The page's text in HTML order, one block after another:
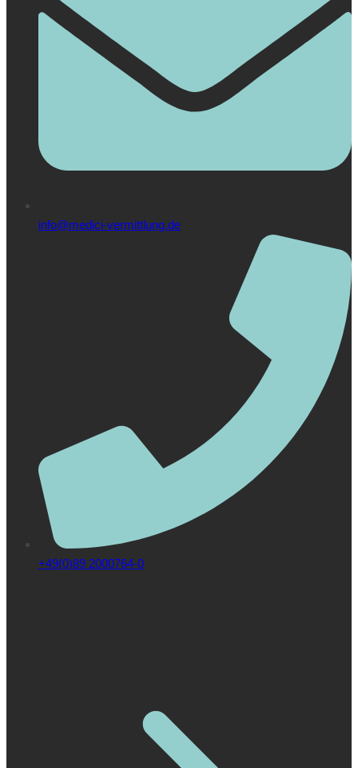
info@medici-vermittlung.de
+49(0)89 2000764-0